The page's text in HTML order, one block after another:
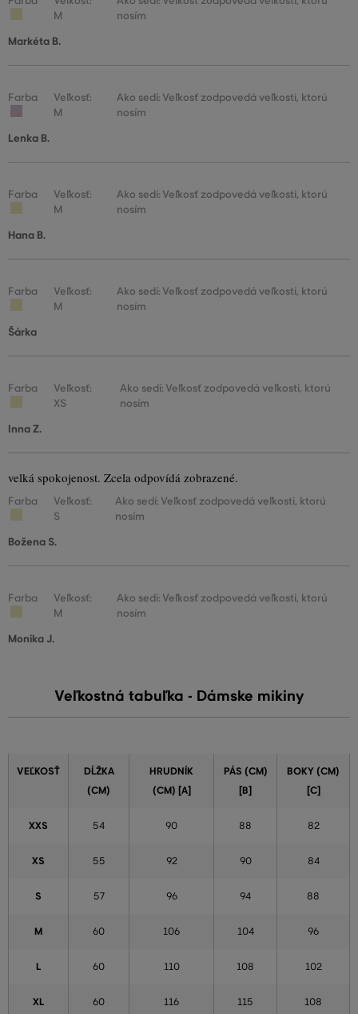
M
nosím
Markéta B.
Farba
Veľkosť:
M
Ako sedí: Veľkosť zodpovedá veľkosti, ktorú
nosím
Lenka B.
Farba
Veľkosť:
M
Ako sedí: Veľkosť zodpovedá veľkosti, ktorú
nosím
Hana B.
Farba
Veľkosť:
M
Ako sedí: Veľkosť zodpovedá veľkosti, ktorú
nosím
Šárka
Farba
Veľkosť:
XS
Ako sedí: Veľkosť zodpovedá veľkosti, ktorú
nosím
Inna Z.
velká spokojenost. Zcela odpovídá zobrazené.
Farba
Veľkosť:
S
Ako sedí: Veľkosť zodpovedá veľkosti, ktorú
nosím
Božena S.
Farba
Veľkosť:
M
Ako sedí: Veľkosť zodpovedá veľkosti, ktorú
nosím
Monika J.
Veľkostná tabuľka - Dámske mikiny
VEĽKOSŤ
DĹŽKA
(CM)
HRUDNÍK
(CM) [A]
PÁS (CM)
[B]
BOKY (CM)
[C]
XXS 54 90 88 82
XS 55 92 90 84
S 57 96 94 88
M 60 106 104 96
L 60 110 108 102
XL 60 116 115 108